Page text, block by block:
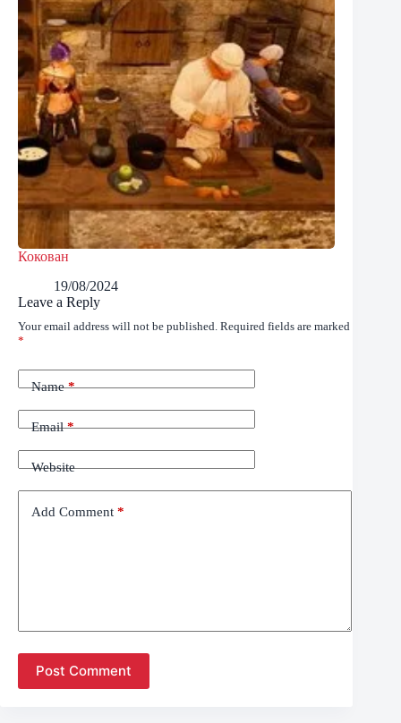
Кокован
19/08/2024
Leave a Reply
Your email address will not be published. Required fields are marked
*
Name*
Email*
Website
Add Comment *
Post Comment